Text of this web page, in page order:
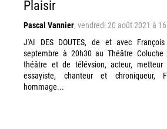
Plaisir
Pascal Vannier, vendredi 20 août 2021 à
J'AI DES DOUTES, de et avec
septembre à 20h30 au Théâtre
théâtre et de télévsion, acteur, metteur
essayiste, chanteur et chroniqueur,
hommage...